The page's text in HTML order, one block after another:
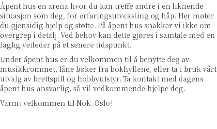
Åpent hus en arena hvor du kan treffe andre i en liknende
situasjon som deg, for erfaringsutveksling og håp. Her møter
du gjensidig hjelp og støtte. På åpent hus snakker vi ikke om
overgrep i detalj. Ved behov kan dette gjøres i samtale med en
faglig veileder på et senere tidspunkt.
Under åpent hus er du velkommen til å benytte deg av
musikkrommet, låne bøker fra bokhyllene, eller ta i bruk vårt
utvalg av brettspill og hobbyutstyr. Ta kontakt med dagens
åpent hus-ansvarlig, så vil vedkommende hjelpe deg.
Varmt velkommen til Nok. Oslo!